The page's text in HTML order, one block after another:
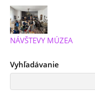
NÁVŠTEVY MÚZEA
Vyhľadávanie